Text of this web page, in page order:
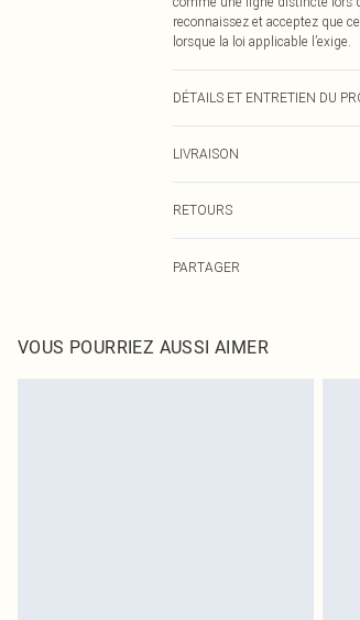
reconnaissez et acceptez que
lorsque la loi applicable l’exige.
DÉTAILS ET ENTRETIEN DU
LIVRAISON
RETOURS
Veuillez noter que nous ne
également être essayées en
PARTAGER
VOUS POURRIEZ AUSSI AIMER